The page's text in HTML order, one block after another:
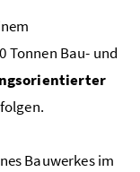
Tonnen Bau- und
Bauwerkes im